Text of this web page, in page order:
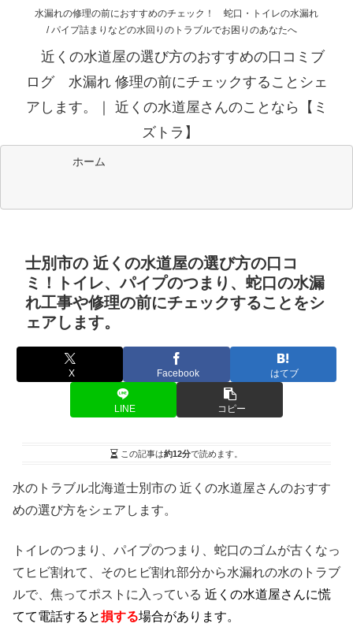
水漏れの修理の前におすすめのチェック！ 蛇口・トイレの水漏れ
/ パイプ詰まりなどの水回りのトラブルでお困りのあなたへ
近くの水道屋の選び方のおすすめの口コミブ
ログ 水漏れ 修理の前にチェックすることシェ
アします。｜ 近くの水道屋さんのことなら【ミ
ズトラ】
ホーム
士別市の 近くの水道屋の選び方の口コ
ミ！トイレ、パイプのつまり、蛇口の水漏
れ工事や修理の前にチェックすることをシ
ェアします。
X Facebook はてブ
LINE コピー
この記事は約12分で読めます。
水のトラブル北海道士別市の 近くの水道屋さんのおすす
めの選び方をシェアします。
トイレのつまり、パイプのつまり、蛇口のゴムが古くなっ
てヒビ割れて、そのヒビ割れ部分から水漏れの水のトラブ
ルで、焦ってポストに入っている 近くの水道屋さんに慌
てて電話すると損する場合があります。